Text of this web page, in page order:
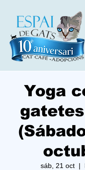
Yoga
gatetes
sáb, 21 oct
  |